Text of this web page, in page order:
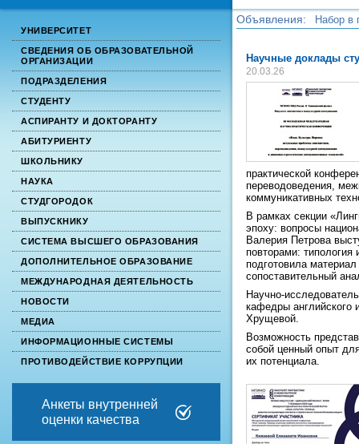
УНИВЕРСИТЕТ
СВЕДЕНИЯ ОБ ОБРАЗОВАТЕЛЬНОЙ
ОРГАНИЗАЦИИ
ПОДРАЗДЕЛЕНИЯ
СТУДЕНТУ
АСПИРАНТУ И ДОКТОРАНТУ
АБИТУРИЕНТУ
ШКОЛЬНИКУ
НАУКА
СТУДГОРОДОК
ВЫПУСКНИКУ
СИСТЕМА ВЫСШЕГО ОБРАЗОВАНИЯ
ДОПОЛНИТЕЛЬНОЕ ОБРАЗОВАНИЕ
МЕЖДУНАРОДНАЯ ДЕЯТЕЛЬНОСТЬ
НОВОСТИ
МЕДИА
ИНФОРМАЦИОННЫЕ СИСТЕМЫ
ПРОТИВОДЕЙСТВИЕ КОРРУПЦИИ
Анкеты внутренней
оценки качества
Объявления:
Набор в
Научные доклады
20.03.26
практической
переводоведения,
коммуникативных
В рамках секции
эпоху: вопросы
Валерия Петрова
повторами: типология
подготовила
сопоставительный
Научно-
кафедры английского
Хрущевой.
Возможность
собой ценный опыт
их потенциала.